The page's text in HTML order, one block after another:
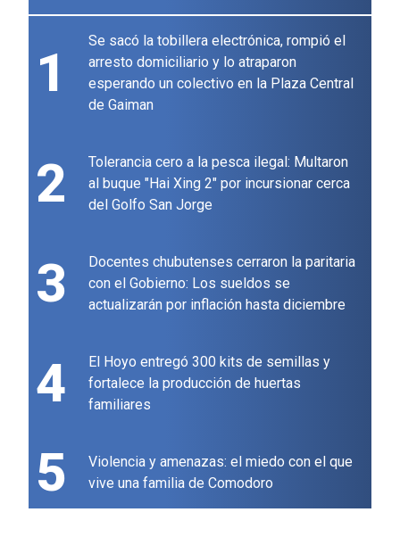
1
Se sacó la tobillera electrónica, rompió el
arresto domiciliario y lo atraparon
esperando un colectivo en la Plaza Central
de Gaiman
2
Tolerancia cero a la pesca ilegal: Multaron
al buque "Hai Xing 2" por incursionar cerca
del Golfo San Jorge
3
Docentes chubutenses cerraron la paritaria
con el Gobierno: Los sueldos se
actualizarán por inflación hasta diciembre
4
El Hoyo entregó 300 kits de semillas y
fortalece la producción de huertas
familiares
5
Violencia y amenazas: el miedo con el que
vive una familia de Comodoro